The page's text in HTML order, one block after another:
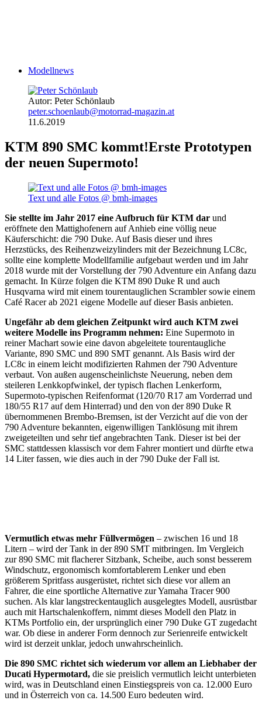
Modellnews
Autor: Peter Schönlaub
peter.schoenlaub@motorrad-magazin.at
11.6.2019
KTM 890 SMC kommt!Erste Prototypen
der neuen Supermoto!
Text und alle Fotos @ bmh-images
Sie stellte im Jahr 2017 eine Aufbruch für KTM dar und
eröffnete den Mattighofenern auf Anhieb eine völlig neue
Käuferschicht: die 790 Duke. Auf Basis dieser und ihres
Herzstücks, des Reihenzweizylinders mit der Bezeichnung LC8c,
sollte eine komplette Modellfamilie aufgebaut werden und im Jahr
2018 wurde mit der Vorstellung der 790 Adventure ein Anfang dazu
gemacht. In Kürze folgen die KTM 890 Duke R und auch
Husqvarna wird mit einem tourentauglichen Scrambler sowie einem
Café Racer ab 2021 eigene Modelle auf dieser Basis anbieten.
Ungefähr ab dem gleichen Zeitpunkt wird auch KTM zwei
weitere Modelle ins Programm nehmen: Eine Supermoto in
reiner Machart sowie eine davon abgeleitete tourentaugliche
Variante, 890 SMC und 890 SMT genannt. Als Basis wird der
LC8c in einem leicht modifizierten Rahmen der 790 Adventure
verbaut. Von außen augenscheinlichste Neuerung, neben dem
steileren Lenkkopfwinkel, der typisch flachen Lenkerform,
Supermoto-typischen Reifenformat (120/70 R17 am Vorderrad und
180/55 R17 auf dem Hinterrad) und den von der 890 Duke R
übernommenen Brembo-Bremsen, ist der Verzicht auf die von der
790 Adventure bekannten, eigenwilligen Tanklösung mit ihrem
zweigeteilten und sehr tief angebrachten Tank. Dieser ist bei der
SMC stattdessen klassisch vor dem Fahrer montiert und dürfte etwa
14 Liter fassen, wie dies auch in der 790 Duke der Fall ist.
Vermutlich etwas mehr Füllvermögen – zwischen 16 und 18
Litern – wird der Tank in der 890 SMT mitbringen. Im Vergleich
zur 890 SMC mit flacherer Sitzbank, Scheibe, auch sonst besserem
Windschutz, ergonomisch komfortablerem Lenker und eben
größerem Spritfass ausgerüstet, richtet sich diese vor allem an
Fahrer, die eine sportliche Alternative zur Yamaha Tracer 900
suchen. Als klar langstreckentauglich ausgelegtes Modell, ausrüstbar
auch mit Hartschalenkoffern, nimmt dieses Modell den Platz in
KTMs Portfolio ein, der ursprünglich einer 790 Duke GT zugedacht
war. Ob diese in anderer Form dennoch zur Serienreife entwickelt
wird ist derzeit unklar, jedoch unwahrscheinlich.
Die 890 SMC richtet sich wiederum vor allem an Liebhaber der
Ducati Hypermotard, die sie preislich vermutlich leicht unterbieten
wird, was in Deutschland einen Einstiegspreis von ca. 12.000 Euro
und in Österreich von ca. 14.500 Euro bedeuten wird.